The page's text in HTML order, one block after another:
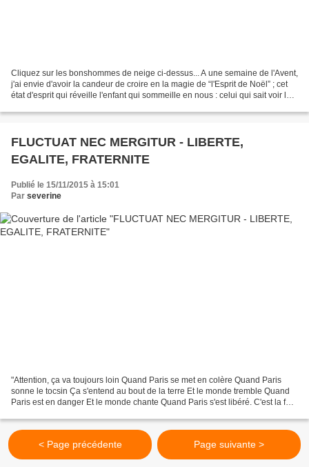
Cliquez sur les bonshommes de neige ci-dessus... A une semaine de l'Avent,
j'ai envie d'avoir la candeur de croire en la magie de “l'Esprit de Noël” ; cet
état d'esprit qui réveille l'enfant qui sommeille en nous : celui qui sait voir la
FLUCTUAT NEC MERGITUR - LIBERTE,
EGALITE, FRATERNITE
Publié le 15/11/2015 à 15:01
Par severine
"Attention, ça va toujours loin Quand Paris se met en colère Quand Paris
sonne le tocsin Ça s'entend au bout de la terre Et le monde tremble Quand
Paris est en danger Et le monde chante Quand Paris s'est libéré. C'est la fête
< Page précédente Page suivante >